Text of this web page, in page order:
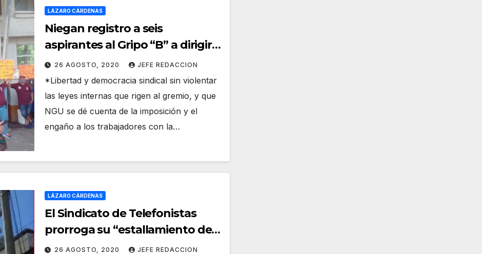
LÁZARO CÁRDENAS
Niegan registro a seis
aspirantes al Gripo “B” a dirigir
la Sección 271 del SNTMMSSRM:
disidencia
26 AGOSTO, 2020 JEFE REDACCION
*Libertad y democracia sindical sin violentar
las leyes internas que rigen al gremio, y que
NGU se dé cuenta de la imposición y el
engaño a los trabajadores con la…
LÁZARO CÁRDENAS
El Sindicato de Telefonistas
prorroga su “estallamiento de
huelga” contra Telmex
26 AGOSTO, 2020 JEFE REDACCION